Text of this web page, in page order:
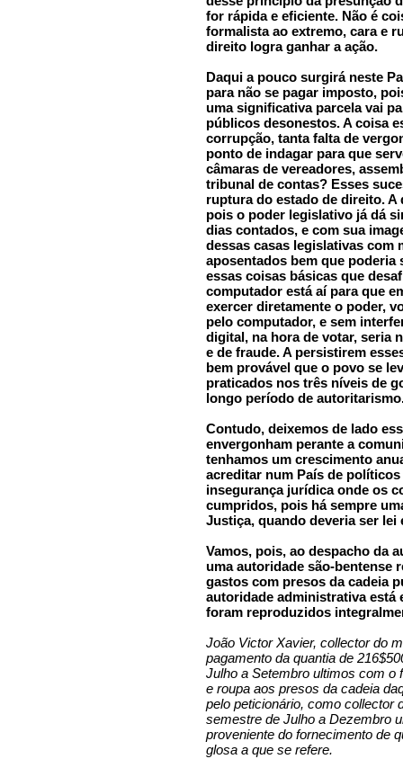
for rápida e eficiente. Não é
formalista ao extremo, cara e
direito logra ganhar a ação.
Daqui a pouco surgirá neste
para não se pagar imposto,
uma significativa parcela vai
públicos desonestos. A coisa
corrupção, tanta falta de
ponto de indagar para que
câmaras de vereadores,
tribunal de contas? Esses
ruptura do estado de direito. A
pois o poder legislativo já dá
dias contados, e com sua
dessas casas legislativas com
aposentados bem que poderia
essas coisas básicas que
computador está aí para que
exercer diretamente o poder,
pelo computador, e sem
digital, na hora de votar, seria
e de fraude. A persistirem
bem provável que o povo se
praticados nos três níveis de
longo período de
Contudo, deixemos de lado
envergonham perante a
tenhamos um crescimento
acreditar num País de
insegurança jurídica onde os
cumpridos, pois há sempre
Justiça, quando deveria ser lei
Vamos, pois, ao despacho da
uma autoridade são-bentense
gastos com presos da cadeia
autoridade administrativa está
foram reproduzidos
João Victor Xavier, collector do
pagamento da quantia de
Julho a Setembro ultimos com o
e roupa aos presos da cadeia
pelo peticionário, como collector
semestre de Julho a Dezembro
proveniente do fornecimento de
glosa a que se refere.